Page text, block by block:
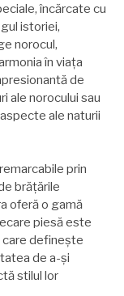
încărcate cu
istoriei,
norocul,
în viața
de
ale norocului sau
ale naturii
prin
brățările
oferă o gamă
piesă este
care definește
de a-și
stilul lor